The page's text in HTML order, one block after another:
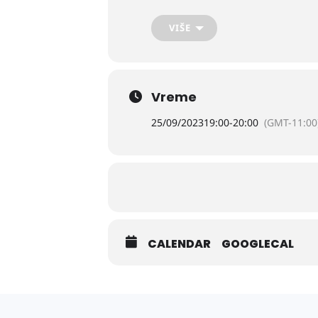
VIŠE
Vreme
25/09/202319:00-20:00 (GMT-
CALENDAR GOOGLECAL